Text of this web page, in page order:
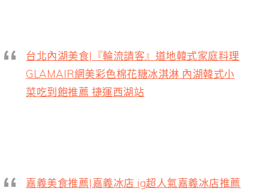
台北內湖美食|『輪流請客』道地韓式家庭料理
GLAMAIR網美彩色棉花糖冰淇淋 內湖韓式小
菜吃到飽推薦 捷運西湖站
嘉義美食推薦|嘉義冰店 ig超人氣嘉義冰店推薦